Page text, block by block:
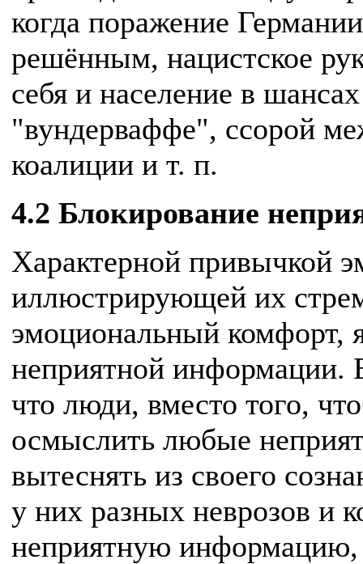
когда поражение
решённым, нацистское
себя и население в
"вундерваффе", ссорой
коалиции и т. п.
4.2 Блокирование
Характерной привычкой
иллюстрирующей их
эмоциональный комфорт,
неприятной информации.
что люди, вместо того,
осмыслить любые
вытеснять из своего
у них разных неврозов и
неприятную